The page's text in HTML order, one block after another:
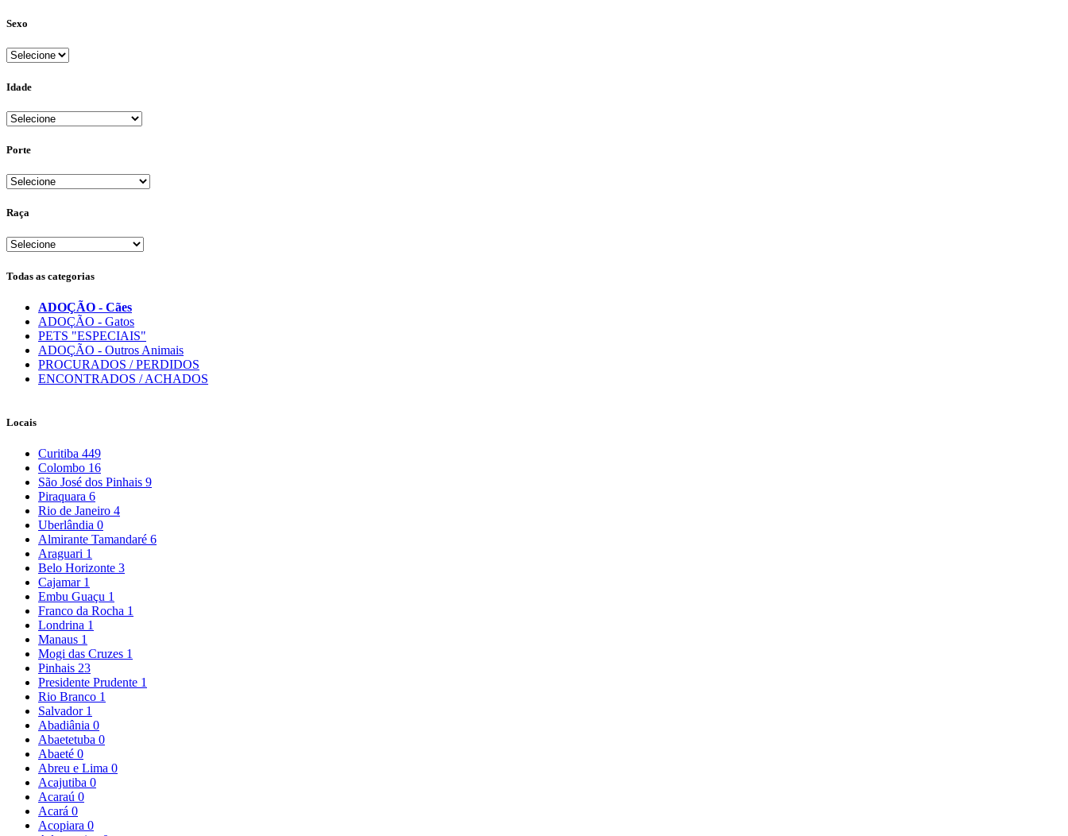
Sexo
Idade
Porte
Raça
Todas as categorias
ADOÇÃO - Cães
ADOÇÃO - Gatos
PETS "ESPECIAIS"
ADOÇÃO - Outros Animais
PROCURADOS / PERDIDOS
ENCONTRADOS / ACHADOS
Locais
Curitiba 449
Colombo 16
São José dos Pinhais 9
Piraquara 6
Rio de Janeiro 4
Uberlândia 0
Almirante Tamandaré 6
Araguari 1
Belo Horizonte 3
Cajamar 1
Embu Guaçu 1
Franco da Rocha 1
Londrina 1
Manaus 1
Mogi das Cruzes 1
Pinhais 23
Presidente Prudente 1
Rio Branco 1
Salvador 1
Abadiânia 0
Abaetetuba 0
Abaeté 0
Abreu e Lima 0
Acajutiba 0
Acaraú 0
Acará 0
Acopiara 0